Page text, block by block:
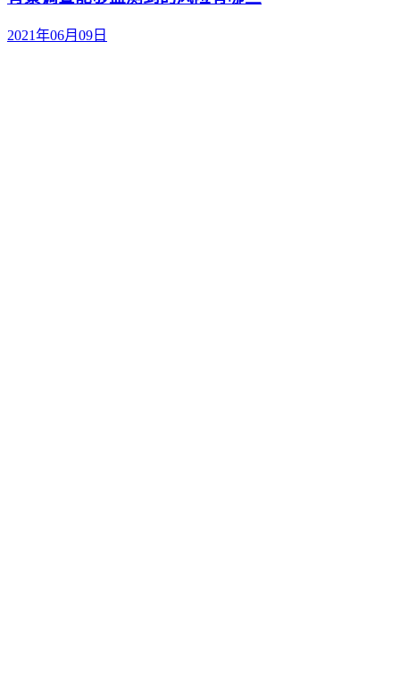
2021年06月09日